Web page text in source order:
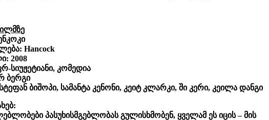
ე
Hancock
2008
სიუჟეტიანი, კომედია
ბერგი
ბიშოპი, სამანტა კენონი, კეიტ კლარკი, ში კერი, კეილა დანგი
პასუხისმგებლობას გულისხმობენ, ყველამ ეს იცის – მის